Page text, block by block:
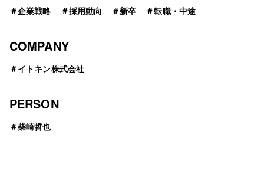
＃企業戦略 ＃採用動向 ＃新卒 ＃転職・中途
COMPANY
＃イトキン株式会社
PERSON
＃柴崎哲也